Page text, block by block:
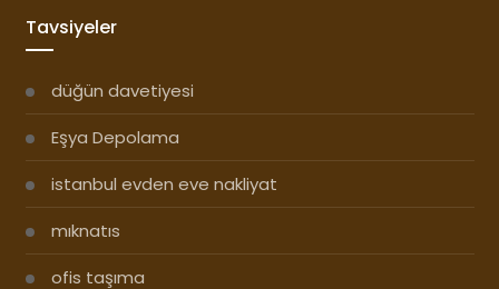
Tavsiyeler
düğün davetiyesi
Eşya Depolama
istanbul evden eve nakliyat
mıknatıs
ofis taşıma